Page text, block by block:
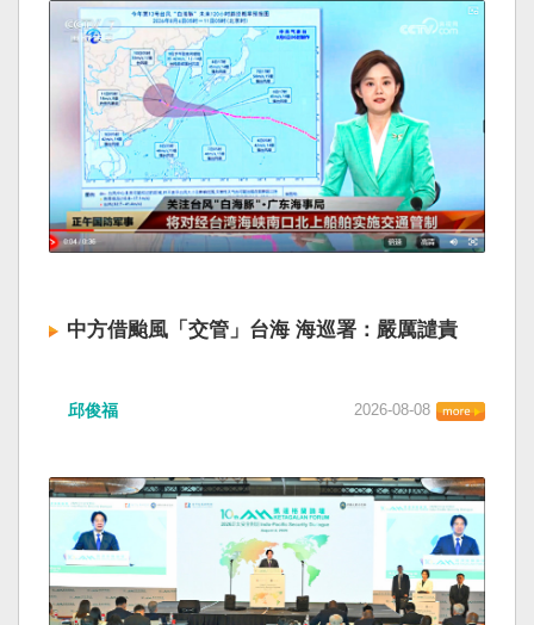
中方借颱風「交管」台海 海巡署：嚴厲譴責
邱俊福 2026-08-08